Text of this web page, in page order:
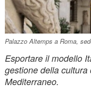
Palazzo Altemps a Roma,
Esportare il modello
gestione della
Mediterraneo.